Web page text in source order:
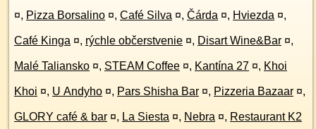
¤, Pizza Borsalino ¤, Café Silva ¤, Čárda ¤, Hviezda ¤,
Café Kinga ¤, rýchle občerstvenie ¤, Disart Wine&Bar ¤,
Malé Taliansko ¤, STEAM Coffee ¤, Kantína 27 ¤, Khoi
Khoi ¤, U Andyho ¤, Pars Shisha Bar ¤, Pizzeria Bazaar ¤,
GLORY café & bar ¤, La Siesta ¤, Nebra ¤, Restaurant K2